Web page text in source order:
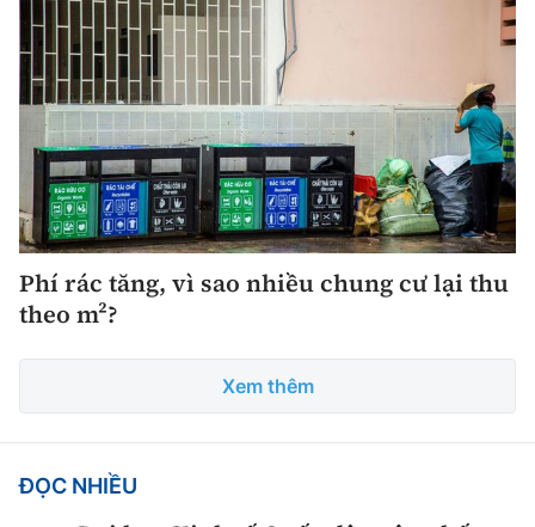
Phí rác tăng, vì sao nhiều chung cư lại thu
theo m²?
Xem thêm
ĐỌC NHIỀU